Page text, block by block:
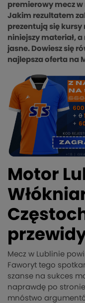
premierowy mecz w
Jakim rezultatem
prezentują się kursy
niniejszy materiał,
jasne. Dowiesz się
najlepsza oferta na
Motor
Mecz w Lublinie
Faworyt tego
szanse na sukces
naprawdę po
mnóstwo